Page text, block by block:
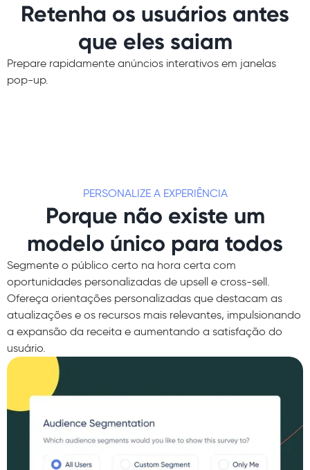
Retenha os usuários antes
que eles saiam
Prepare rapidamente anúncios interativos em janelas
pop-up.
PERSONALIZE A EXPERIÊNCIA
Porque não existe um
modelo único para todos
Segmente o público certo na hora certa com
oportunidades personalizadas de upsell e cross-sell.
Ofereça orientações personalizadas que destacam as
atualizações e os recursos mais relevantes, impulsionando
a expansão da receita e aumentando a satisfação do
usuário.